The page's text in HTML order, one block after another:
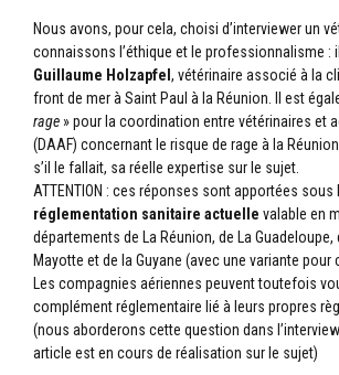
Nous avons, pour cela, choisi d’interviewer un
connaissons l’éthique et le professionnalisme :
Guillaume Holzapfel , vétérinaire associé à la
front de mer à Saint Paul à la Réunion. Il est
rage » pour la coordination entre vétérinaires et
(DAAF) concernant le risque de rage à la
s’il le fallait, sa réelle expertise sur le sujet.
ATTENTION : ces réponses sont apportées sous
réglementation sanitaire actuelle valable en
départements de La Réunion, de La Guadeloupe,
Mayotte et de la Guyane (avec une variante pour
Les compagnies aériennes peuvent toutefois
complément réglementaire lié à leurs propres
(nous aborderons cette question dans
article est en cours de réalisation sur le sujet)